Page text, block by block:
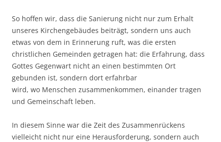
So hoffen wir, dass die Sanierung nicht nur zum Erhalt
unseres Kirchengebäudes beiträgt, sondern uns auch
etwas von dem in Erinnerung ruft, was die ersten
christlichen Gemeinden getragen hat: die Erfahrung, dass
Gottes Gegenwart nicht an einen bestimmten Ort
gebunden ist, sondern dort erfahrbar
wird, wo Menschen zusammenkommen, einander tragen
und Gemeinschaft leben.
In diesem Sinne war die Zeit des Zusammenrückens
vielleicht nicht nur eine Herausforderung, sondern auch